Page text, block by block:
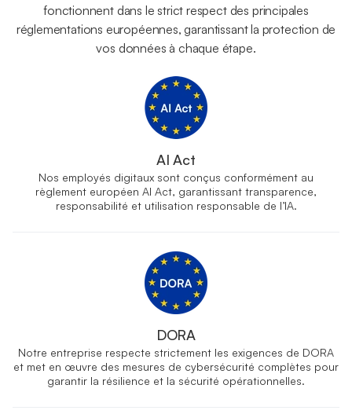
fonctionnent dans le strict respect des principales
réglementations européennes, garantissant la protection de
vos données à chaque étape.
AI Act
Nos employés digitaux sont conçus conformément au
règlement européen AI Act, garantissant transparence,
responsabilité et utilisation responsable de l’IA.
DORA
Notre entreprise respecte strictement les exigences de DORA
et met en œuvre des mesures de cybersécurité complètes pour
garantir la résilience et la sécurité opérationnelles.